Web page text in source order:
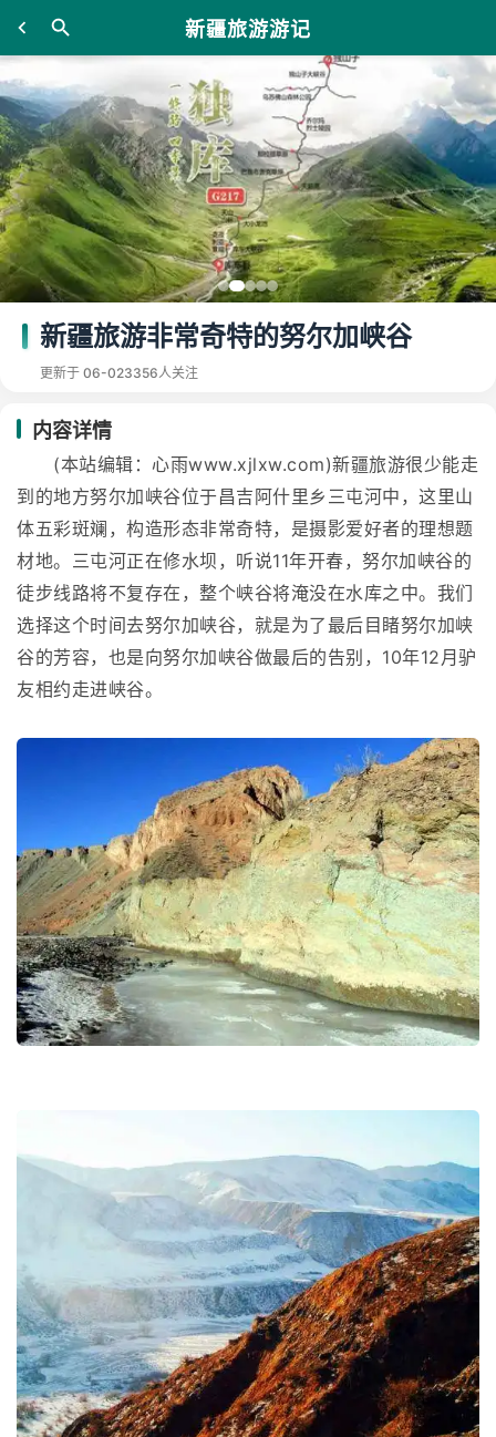
新疆旅游游记
新疆旅游非常奇特的努尔加峡谷
更新于 06-023356人关注
内容详情
(本站编辑：心雨www.xjlxw.com)新疆旅游很少能走
到的地方努尔加峡谷位于昌吉阿什里乡三屯河中，这里山
体五彩斑斓，构造形态非常奇特，是摄影爱好者的理想题
材地。三屯河正在修水坝，听说11年开春，努尔加峡谷的
徒步线路将不复存在，整个峡谷将淹没在水库之中。我们
选择这个时间去努尔加峡谷，就是为了最后目睹努尔加峡
谷的芳容，也是向努尔加峡谷做最后的告别，10年12月驴
友相约走进峡谷。